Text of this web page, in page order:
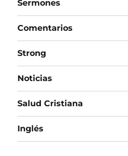
Sermones
Comentarios
Strong
Noticias
Salud Cristiana
Inglés